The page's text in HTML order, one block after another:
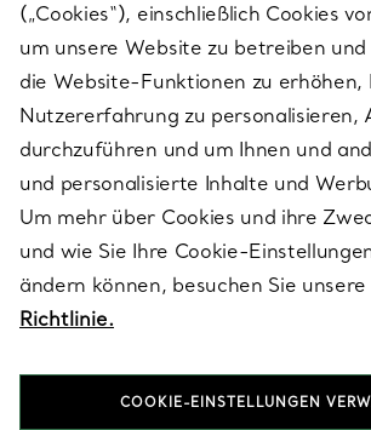
SERVICES
ÜBER TIFFANY & CO.
RECHTLICHE HINWEISE
FOLGEN SIE UNS
(„Cookies“), einschließlich Cookies
um unsere Website zu betreiben und
die Website-Funktionen zu erhöhen,
Nutzererfahrung zu personalisieren,
durchzuführen und um Ihnen und
und personalisierte Inhalte und
Um mehr über Cookies und ihre
und wie Sie Ihre Cookie-
ändern können, besuchen Sie unsere
Richtlinie.
COOKIE-EINSTELLUNGEN